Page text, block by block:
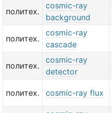
политех.
cosmic-ray
background
политех.
cosmic-ray
cascade
политех.
cosmic-ray
detector
политех. cosmic-ray flux